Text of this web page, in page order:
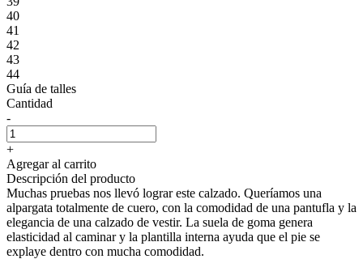
40
41
42
43
44
Guía de talles
Cantidad
-
+
Agregar al carrito
Descripción del producto
Muchas pruebas nos llevó lograr este calzado. Queríamos una
alpargata totalmente de cuero, con la comodidad de una pantufla y la
elegancia de una calzado de vestir. La suela de goma genera
elasticidad al caminar y la plantilla interna ayuda que el pie se
explaye dentro con mucha comodidad.